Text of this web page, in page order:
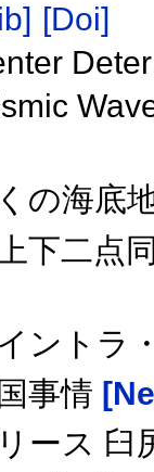
[Doi]
の海底
下二点
ントラ
事情
ース